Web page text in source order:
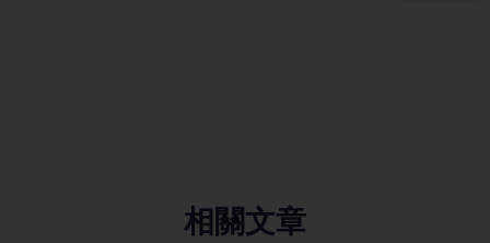
相關文章